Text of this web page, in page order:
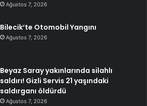
Ağustos 7, 2026
Bilecik’te Otomobil Yangını
Ağustos 7, 2026
Beyaz Saray yakınlarında silahlı
saldırı! Gizli Servis 21 yaşındaki
saldırganı öldürdü
Ağustos 7, 2026